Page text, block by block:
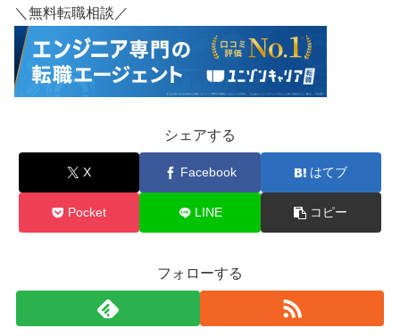
＼無料転職相談／
シェアする
X Facebook はてブ
Pocket LINE コピー
フォローする